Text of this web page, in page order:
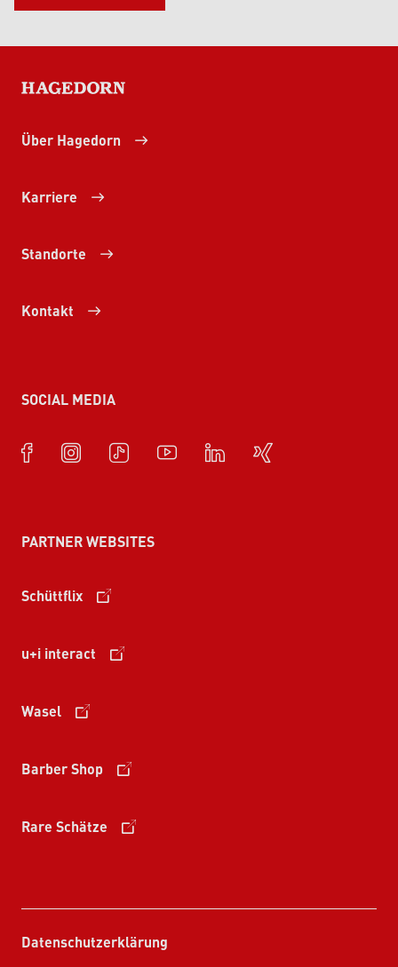
HAGEDORN
Über Hagedorn
Karriere
Standorte
Kontakt
SOCIAL MEDIA
PARTNER WEBSITES
Schüttflix
u+i interact
Wasel
Barber Shop
Rare Schätze
Datenschutzerklärung